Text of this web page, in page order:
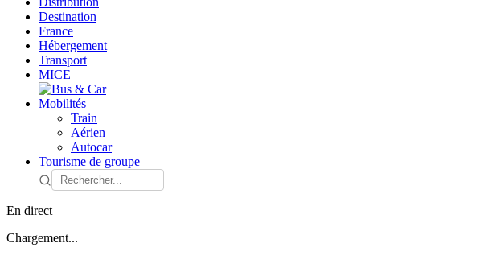
Destination
France
Hébergement
Transport
MICE
Mobilités
Train
Aérien
Autocar
Tourisme de groupe
En direct
Chargement...